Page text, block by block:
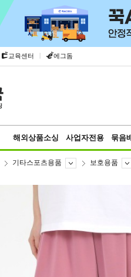
교육센터 | 에그돔
해외상품소싱 사업자전용 묶음
기타스포츠용품 보호용품